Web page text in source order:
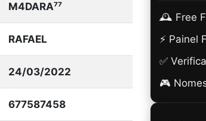
ㅤM4DARA⁷⁷
RAFAEL
24/03/2022
677587458
🕰️ Free
⚡ Painel
✅
🎮